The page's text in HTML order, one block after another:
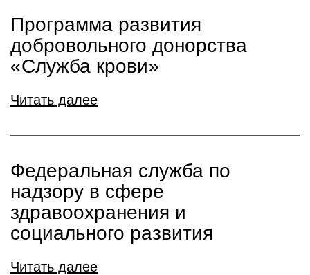
Программа развития
добровольного донорства
«Служба крови»
Читать далее
Федеральная служба по
надзору в сфере
здравоохранения и
социального развития
Читать далее